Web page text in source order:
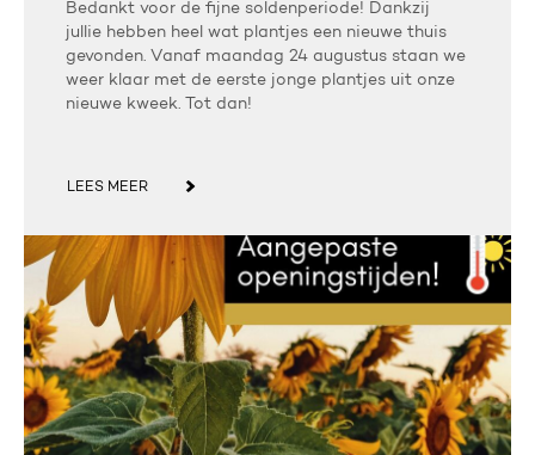
Bedankt voor de fijne soldenperiode! Dankzij
jullie hebben heel wat plantjes een nieuwe thuis
gevonden. Vanaf maandag 24 augustus staan we
weer klaar met de eerste jonge plantjes uit onze
nieuwe kweek. Tot dan!
LEES MEER